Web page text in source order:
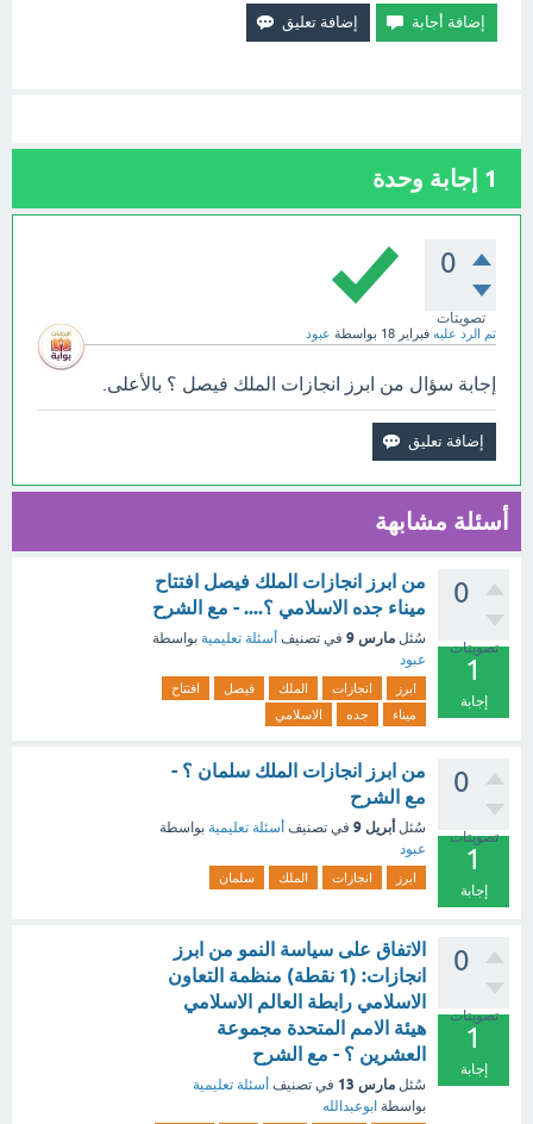
1 إجابة وحدة
0
تصويتات
تم الرد عليه فبراير 18 بواسطة عبود
إجابة سؤال من ابرز انجازات الملك فيصل ؟ بالأعلى.
أسئلة مشابهة
0
تصويتات
1
إجابة
من ابرز انجازات الملك فيصل افتتاح
ميناء جده الاسلامي ؟.... - مع الشرح
سُئل مارس 9 في تصنيف أسئلة تعليمية بواسطة
عبود
ابرز انجازات الملك فيصل
افتتاح
ميناء
جده الاسلامي
0
تصويتات
1
إجابة
من ابرز انجازات الملك سلمان ؟ -
مع الشرح
سُئل أبريل 9 في تصنيف أسئلة تعليمية بواسطة
عبود
ابرز انجازات الملك سلمان
0
تصويتات
1
إجابة
الاتفاق على سياسة النمو من ابرز
انجازات: (1 نقطة) منظمة التعاون
الاسلامي رابطة العالم الاسلامي
هيئة الامم المتحدة مجموعة
العشرين ؟ - مع الشرح
سُئل مارس 13 في تصنيف أسئلة تعليمية
بواسطة ابوعبدالله